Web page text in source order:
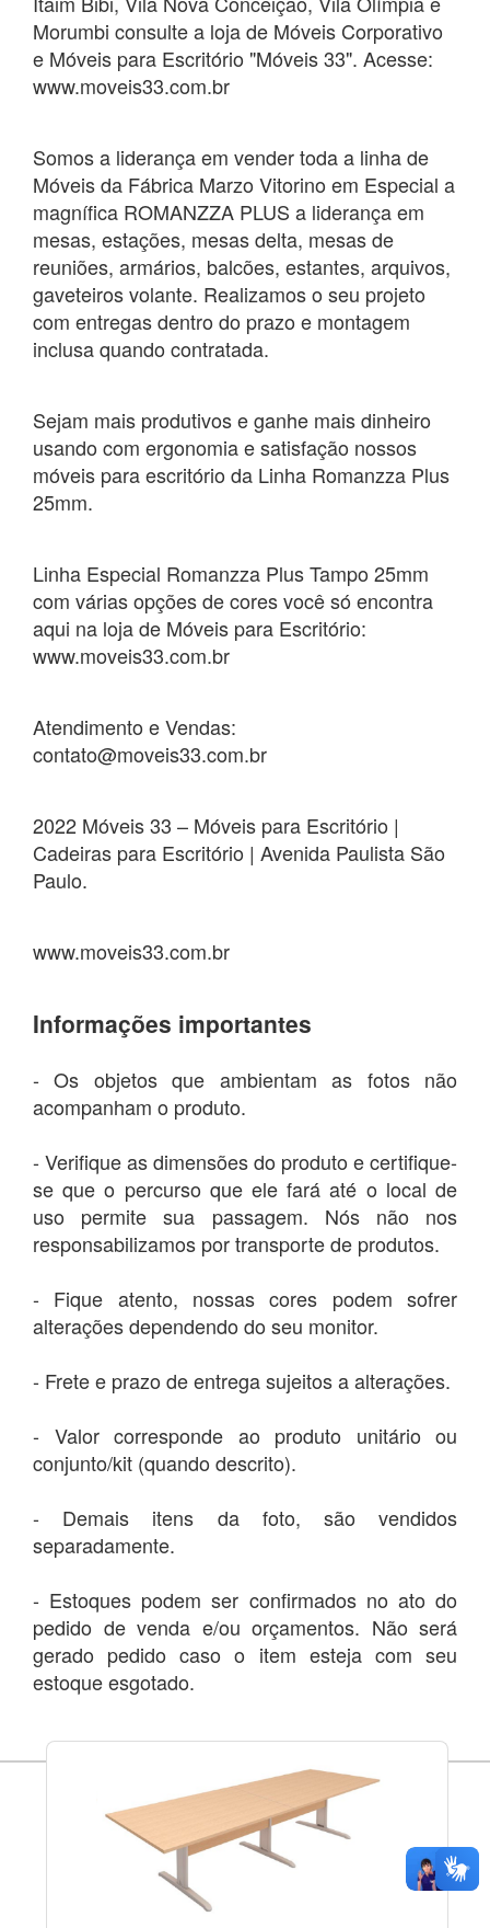
Morumbi consulte a loja de Móveis Corporativo
e Móveis para Escritório "Móveis 33". Acesse:
www.moveis33.com.br
Somos a liderança em vender toda a linha de
Móveis da Fábrica Marzo Vitorino em Especial a
magnífica ROMANZZA PLUS a liderança em
mesas, estações, mesas delta, mesas de
reuniões, armários, balcões, estantes, arquivos,
gaveteiros volante. Realizamos o seu projeto
com entregas dentro do prazo e montagem
inclusa quando contratada.
Sejam mais produtivos e ganhe mais dinheiro
usando com ergonomia e satisfação nossos
móveis para escritório da Linha Romanzza Plus
25mm.
Linha Especial Romanzza Plus Tampo 25mm
com várias opções de cores você só encontra
aqui na loja de Móveis para Escritório:
www.moveis33.com.br
Atendimento e Vendas:
contato@moveis33.com.br
2022 Móveis 33 – Móveis para Escritório |
Cadeiras para Escritório | Avenida Paulista São
Paulo.
www.moveis33.com.br
Informações importantes
- Os objetos que ambientam as fotos não
acompanham o produto.
- Verifique as dimensões do produto e certifique-
se que o percurso que ele fará até o local de
uso permite sua passagem. Nós não nos
responsabilizamos por transporte de produtos.
- Fique atento, nossas cores podem sofrer
alterações dependendo do seu monitor.
- Frete e prazo de entrega sujeitos a alterações.
- Valor corresponde ao produto unitário ou
conjunto/kit (quando descrito).
- Demais itens da foto, são vendidos
separadamente.
- Estoques podem ser confirmados no ato do
pedido de venda e/ou orçamentos. Não será
gerado pedido caso o item esteja com seu
estoque esgotado.